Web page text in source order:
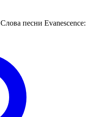
Слова песни Evanescence: